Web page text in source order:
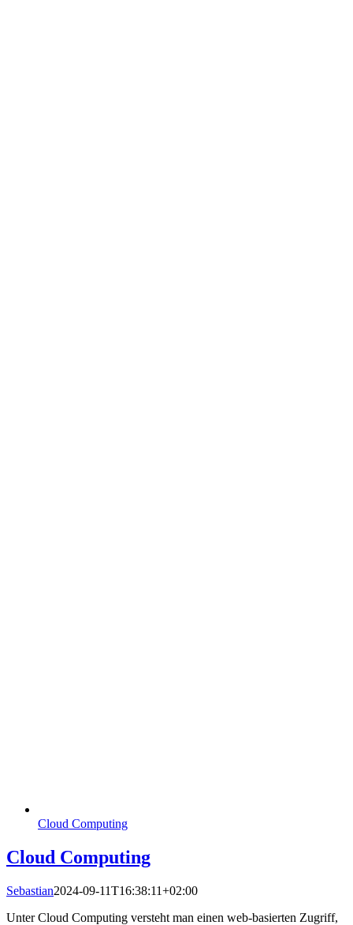
Cloud Computing
Cloud Computing
Sebastian2024-09-11T16:38:11+02:00
Unter Cloud Computing versteht man einen web-basierten Zugriff,